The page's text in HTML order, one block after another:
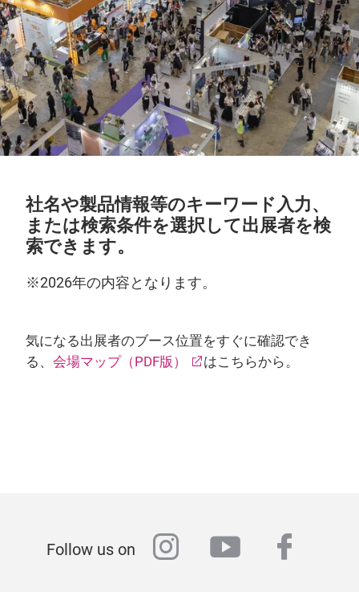
社名や製品情報等のキーワード入力、
または検索条件を選択して出展者を検
索できます。
※2026年の内容となります。
気になる出展者のブース位置をすぐに確認でき
る、 会場マップ（PDF版） はこちらから。
Follow us on instagram
youtube